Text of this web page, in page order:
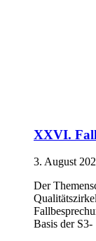
XXVI.
3. August
Der
Basis der S3-